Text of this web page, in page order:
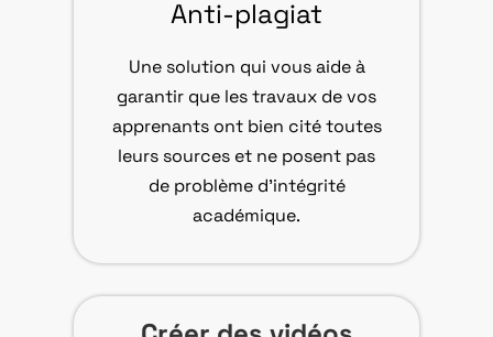
Anti-plagiat
Une solution qui vous aide à
garantir que les travaux de vos
apprenants ont bien cité toutes
leurs sources et ne posent pas
de problème d’intégrité
académique.